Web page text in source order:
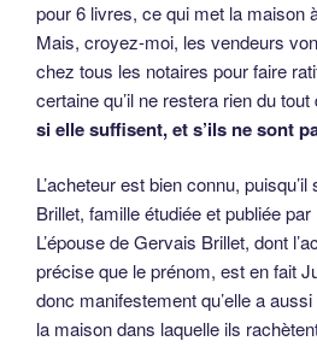
Angers (Jean Huot notaire Angers)
establiz Jehan Lucace paroissien
Latay et André Guerine paroissien
Chaudefons ainsi qu’ils disent tant
que comme eulx faisant fort de
et fournir à ses despends lettres
Gervaise Brillet marchand Me
femme demourans à Angers cy
jour et feste de Noël
livres tz de peine commise à
dite femme en cas de défaut ces